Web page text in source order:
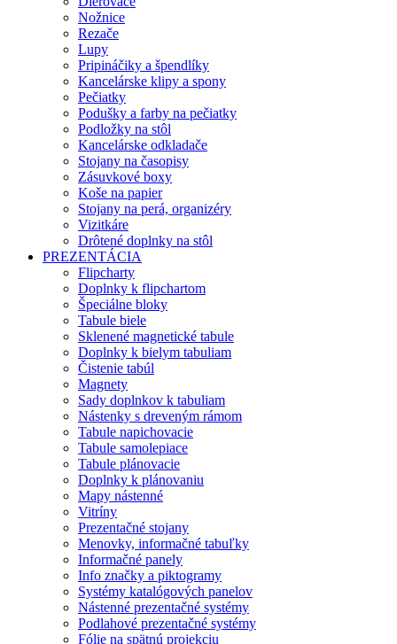
Nožnice
Rezače
Lupy
Pripináčiky a špendlíky
Kancelárske klipy a spony
Pečiatky
Podušky a farby na pečiatky
Podložky na stôl
Kancelárske odkladače
Stojany na časopisy
Zásuvkové boxy
Koše na papier
Stojany na perá, organizéry
Vizitkáre
Drôtené doplnky na stôl
PREZENTÁCIA
Flipcharty
Doplnky k flipchartom
Špeciálne bloky
Tabule biele
Sklenené magnetické tabule
Doplnky k bielym tabuliam
Čistenie tabúl
Magnety
Sady doplnkov k tabuliam
Nástenky s dreveným rámom
Tabule napichovacie
Tabule samolepiace
Tabule plánovacie
Doplnky k plánovaniu
Mapy nástenné
Vitríny
Prezentačné stojany
Menovky, informačné tabuľky
Informačné panely
Info značky a piktogramy
Systémy katalógových panelov
Nástenné prezentačné systémy
Podlahové prezentačné systémy
Fólie na spätnú projekciu